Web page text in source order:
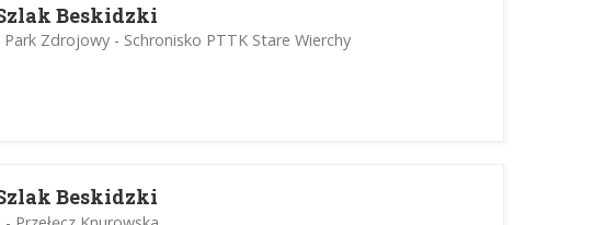
Beskidzki
Zdrojowy - Schronisko PTTK Stare Wierchy
Beskidzki